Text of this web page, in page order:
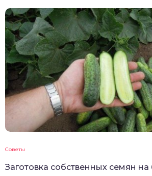
Советы
Заготовка собственных семян